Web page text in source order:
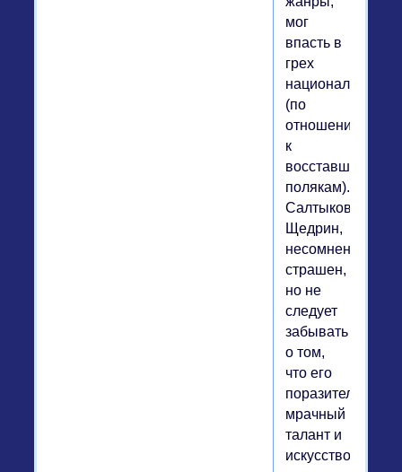
мог
впасть в
грех
национализма
(по
отношению
к
восставшим
полякам)...
Салтыков-
Щедрин,
несомненно,
страшен,
но не
следует
забывать
о том,
что его
поразительный
мрачный
талант и
искусство